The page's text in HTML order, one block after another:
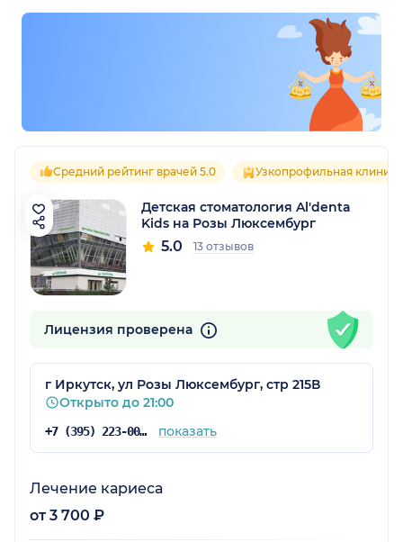
Средний рейтинг врачей 5.0 Узкопрофильная клиника
Детская стоматология Al'denta
Kids на Розы Люксембург
5.0 13 отзывов
Лицензия проверена
г Иркутск, ул Розы Люксембург, стр 215В
Открыто до 21:00
+7 (395) 223-00-00 показать
Лечение кариеса
от 3 700 ₽